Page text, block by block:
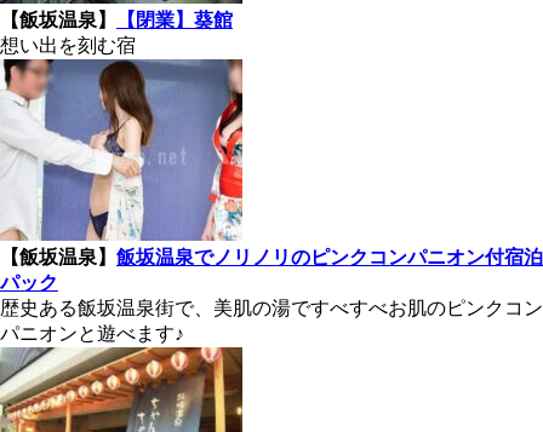
【飯坂温泉】
【閉業】葵館
想い出を刻む宿
【飯坂温泉】 飯坂温泉でノリノリのピンクコンパニオン付宿泊
パック
歴史ある飯坂温泉街で、美肌の湯ですべすべお肌のピンクコン
パニオンと遊べます♪